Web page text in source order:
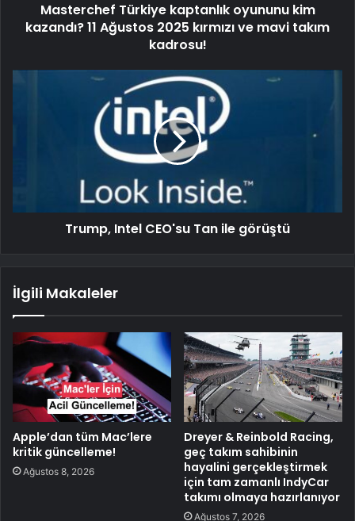
Masterchef Türkiye kaptanlık oyununu kim
kazandı? 11 Ağustos 2025 kırmızı ve mavi takım
kadrosu!
Trump, Intel CEO'su Tan ile görüştü
İlgili Makaleler
Apple’dan tüm Mac’lere
kritik güncelleme!
Ağustos 8, 2026
Dreyer & Reinbold Racing,
geç takım sahibinin
hayalini gerçekleştirmek
için tam zamanlı IndyCar
takımı olmaya hazırlanıyor
Ağustos 7, 2026